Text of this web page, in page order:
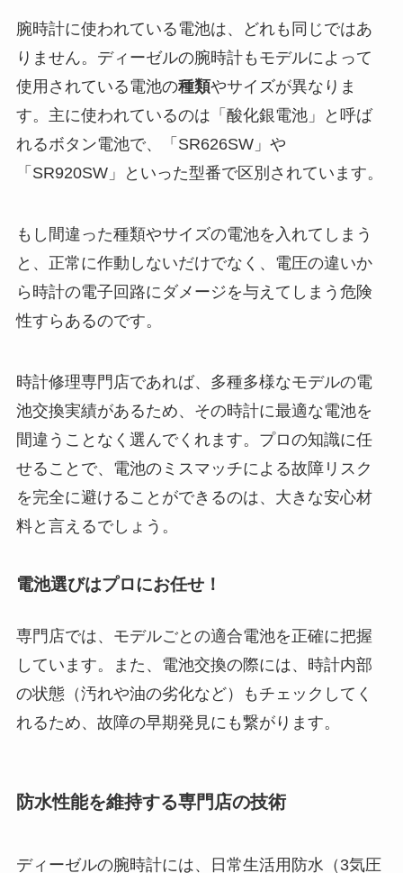
腕時計に使われている電池は、どれも同じではあ
りません。ディーゼルの腕時計もモデルによって
使用されている電池の種類やサイズが異なりま
す。主に使われているのは「酸化銀電池」と呼ば
れるボタン電池で、「SR626SW」や
「SR920SW」といった型番で区別されています。
もし間違った種類やサイズの電池を入れてしまう
と、 正常に作動しないだけでなく、電圧の違いか
ら時計の電子回路にダメージを与えてしまう 危険
性すらあるのです。
時計修理専門店であれば、多種多様なモデルの電
池交換実績があるため、その時計に最適な電池を
間違うことなく選んでくれます。プロの知識に任
せることで、電池のミスマッチによる故障リスク
を完全に避けることができるのは、大きな安心材
料と言えるでしょう。
電池選びはプロにお任せ！
専門店では、モデルごとの適合電池を正確に把握
しています。また、電池交換の際には、時計内部
の状態（汚れや油の劣化など）もチェックしてく
れるため、故障の早期発見にも繋がります。
防水性能を維持する専門店の技術
ディーゼルの腕時計には、日常生活用防水（3気圧